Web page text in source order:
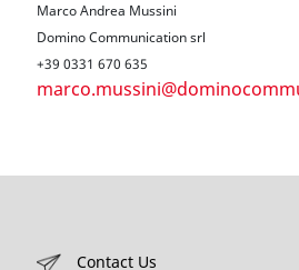
Marco Andrea Mussini
Domino Communication srl
+39 0331 670 635
Contact Us